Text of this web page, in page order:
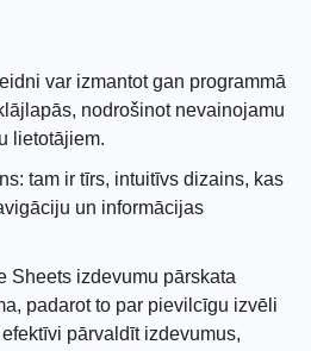
var izmantot gan programmā
nodrošinot nevainojamu
lietotājiem.
tam ir tīrs, intuitīvs dizains, kas
un informācijas
Sheets izdevumu pārskata
padarot to par pievilcīgu izvēli
pārvaldīt izdevumus,